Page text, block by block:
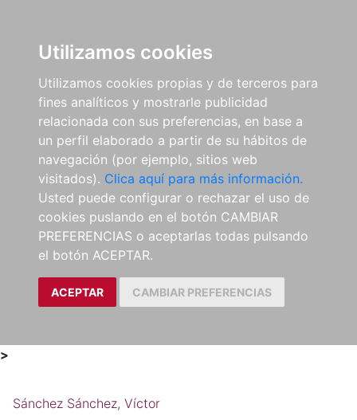
Utilizamos cookies
Utilizamos cookies propias y de terceros para
fines analíticos y mostrarle publicidad
relacionada con sus preferencias, en base a
un perfil elaborado a partir de su hábitos de
navegación (por ejemplo, sitios web
visitados). Clica aquí para más información.
Usted puede configurar o rechazar el uso de
cookies puslando en el botón CAMBIAR
PREFERENCIAS o aceptarlas todas pulsando
el botón ACEPTAR.
ACEPTAR CAMBIAR PREFERENCIAS
>
Sánchez Sánchez, Víctor